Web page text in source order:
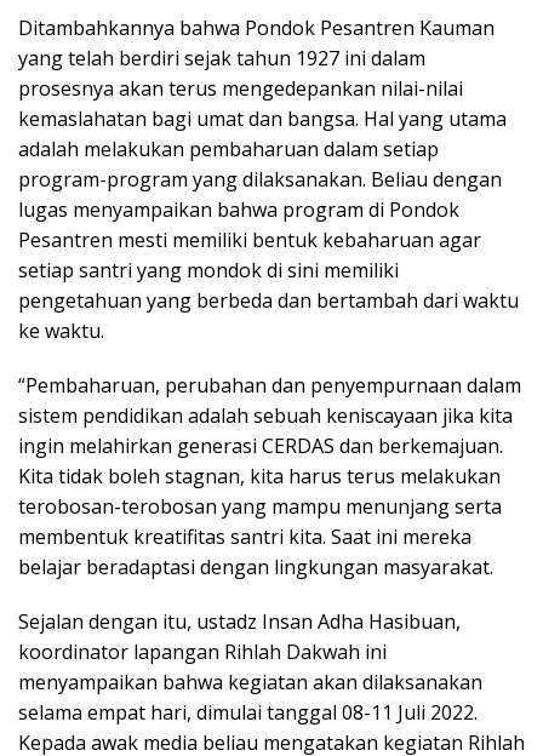
Ditambahkannya bahwa Pondok Pesantren Kauman
yang telah berdiri sejak tahun 1927 ini dalam
prosesnya akan terus mengedepankan nilai-nilai
kemaslahatan bagi umat dan bangsa. Hal yang utama
adalah melakukan pembaharuan dalam setiap
program-program yang dilaksanakan. Beliau dengan
lugas menyampaikan bahwa program di Pondok
Pesantren mesti memiliki bentuk kebaharuan agar
setiap santri yang mondok di sini memiliki
pengetahuan yang berbeda dan bertambah dari waktu
ke waktu.
“Pembaharuan, perubahan dan penyempurnaan dalam
sistem pendidikan adalah sebuah keniscayaan jika kita
ingin melahirkan generasi CERDAS dan berkemajuan.
Kita tidak boleh stagnan, kita harus terus melakukan
terobosan-terobosan yang mampu menunjang serta
membentuk kreatifitas santri kita. Saat ini mereka
belajar beradaptasi dengan lingkungan masyarakat.
Sejalan dengan itu, ustadz Insan Adha Hasibuan,
koordinator lapangan Rihlah Dakwah ini
menyampaikan bahwa kegiatan akan dilaksanakan
selama empat hari, dimulai tanggal 08-11 Juli 2022.
Kepada awak media beliau mengatakan kegiatan Rihlah